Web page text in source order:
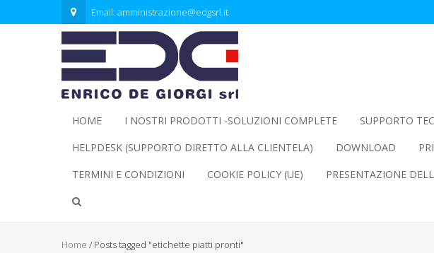
Email: amministrazione@edgsrl.it
HOME I NOSTRI PRODOTTI -SOLUZIONI COMPLETE SUPPORTO
HELPDESK (SUPPORTO DIRETTO ALLA CLIENTELA)
DOWNLOAD
TERMINI E CONDIZIONI
COOKIE POLICY (UE) PRESENTAZIONE
Home / Posts tagged "etichette piatti pronti"